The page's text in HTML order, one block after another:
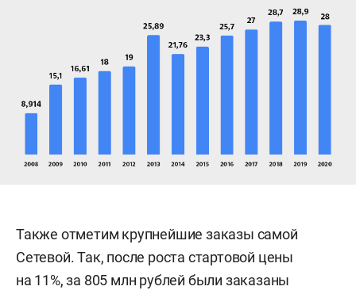
Также отметим крупнейшие заказы самой
Сетевой. Так, после роста стартовой цены
на 11%, за 805 млн рублей были заказаны